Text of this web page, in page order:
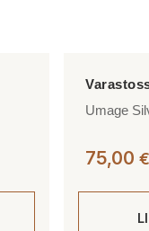
Umage
75,00 €